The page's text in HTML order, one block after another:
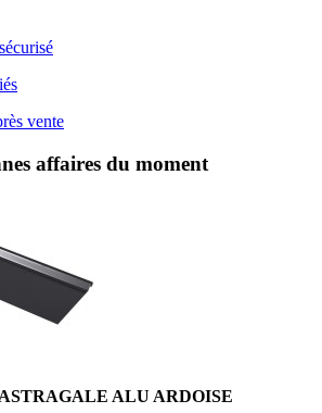
vente
affaires du moment
ALU ARDOISE